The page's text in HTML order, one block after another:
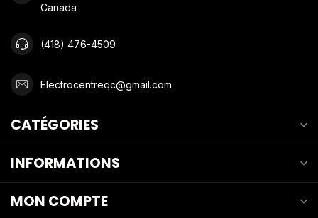
Canada
(418) 476-4509
Electrocentreqc@gmail.com
CATÉGORIES
INFORMATIONS
MON COMPTE